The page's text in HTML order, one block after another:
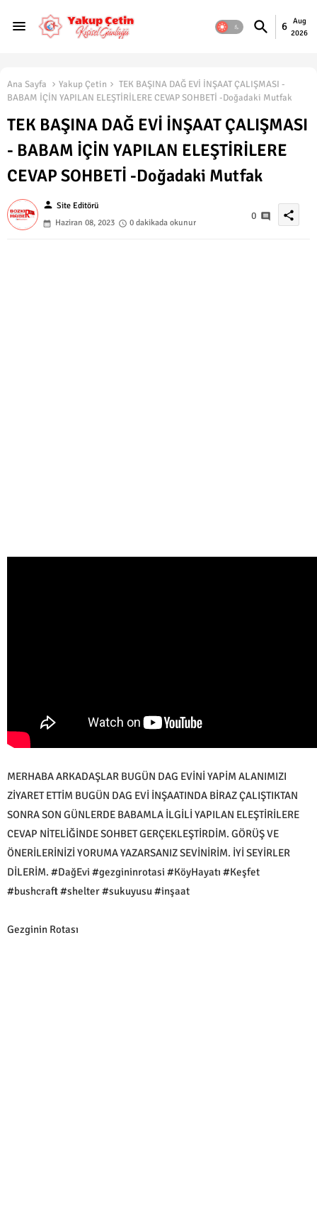
6
Aug
2026
Ana Sayfa Yakup Çetin
TEK BAŞINA DAĞ EVİ İNŞAAT ÇALIŞMASI -
BABAM İÇİN YAPILAN ELEŞTİRİLERE CEVAP SOHBETİ -Doğadaki Mutfak
TEK BAŞINA DAĞ EVİ İNŞAAT ÇALIŞMASI
- BABAM İÇİN YAPILAN ELEŞTİRİLERE
CEVAP SOHBETİ -Doğadaki Mutfak
person Site Editörü
Haziran 08, 2023
0 dakikada okunur
0 share
MERHABA ARKADAŞLAR BUGÜN DAG EVİNİ YAPİM ALANIMIZI
ZİYARET ETTİM BUGÜN DAG EVİ İNŞAATINDA BİRAZ ÇALIŞTIKTAN
SONRA SON GÜNLERDE BABAMLA İLGİLİ YAPILAN ELEŞTİRİLERE
CEVAP NİTELİĞİNDE SOHBET GERÇEKLEŞTİRDİM. GÖRÜŞ VE
ÖNERİLERİNİZİ YORUMA YAZARSANIZ SEVİNİRİM. İYİ SEYİRLER
DİLERİM. #DağEvi #gezgininrotasi #KöyHayatı #Keşfet
#bushcraft #shelter #sukuyusu #inşaat
Gezginin Rotası